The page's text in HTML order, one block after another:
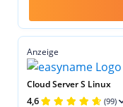
Anzeige
Cloud Server S Linux
4,6 (99)